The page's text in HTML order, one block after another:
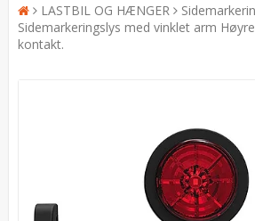
LASTBIL OG HÆNGER
Sidemarkeringslys med vinklet arm
kontakt.